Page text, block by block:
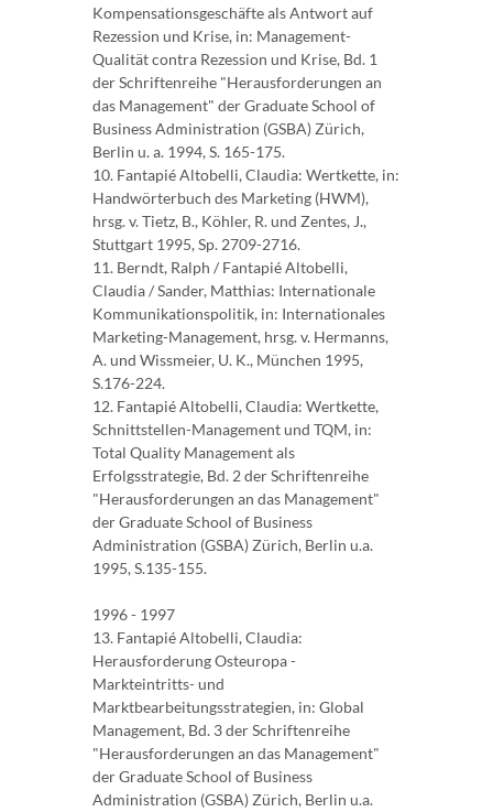
Kompensationsgeschäfte als Antwort auf
Rezession und Krise, in: Management-
Qualität contra Rezession und Krise, Bd. 1
der Schriftenreihe "Herausforderungen an
das Management" der Graduate School of
Business Administration (GSBA) Zürich,
Berlin u. a. 1994, S. 165-175.
10. Fantapié Altobelli, Claudia: Wertkette, in:
Handwörterbuch des Marketing (HWM),
hrsg. v. Tietz, B., Köhler, R. und Zentes, J.,
Stuttgart 1995, Sp. 2709-2716.
11. Berndt, Ralph / Fantapié Altobelli,
Claudia / Sander, Matthias: Internationale
Kommunikationspolitik, in: Internationales
Marketing-Management, hrsg. v. Hermanns,
A. und Wissmeier, U. K., München 1995,
S.176-224.
12. Fantapié Altobelli, Claudia: Wertkette,
Schnittstellen-Management und TQM, in:
Total Quality Management als
Erfolgsstrategie, Bd. 2 der Schriftenreihe
"Herausforderungen an das Management"
der Graduate School of Business
Administration (GSBA) Zürich, Berlin u.a.
1995, S.135-155.
1996 - 1997
13. Fantapié Altobelli, Claudia:
Herausforderung Osteuropa -
Markteintritts- und
Marktbearbeitungsstrategien, in: Global
Management, Bd. 3 der Schriftenreihe
"Herausforderungen an das Management"
der Graduate School of Business
Administration (GSBA) Zürich, Berlin u.a.